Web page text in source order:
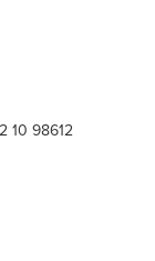
10 98612